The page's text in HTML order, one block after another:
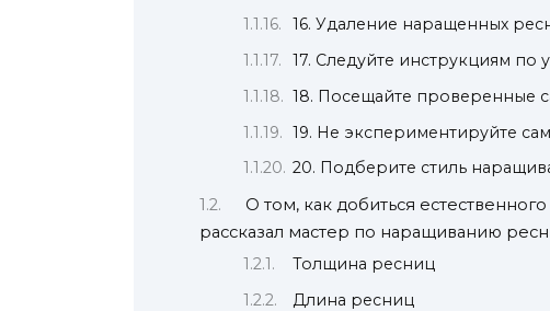
16. Удаление наращенных
17. Следуйте инструкциям по
18. Посещайте проверенные
19. Не экспериментируйте
20. Подберите стиль
О том, как добиться
рассказал мастер по наращиванию
Толщина ресниц
Длина ресниц